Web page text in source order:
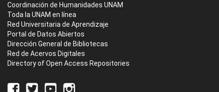
Coordinación de Humanidades UNAM
Toda la UNAM en línea
Red Universitaria de Aprendizaje
Portal de Datos Abiertos
Dirección General de Bibliotecas
Red de Acervos Digitales
Directory of Open Access Repositories